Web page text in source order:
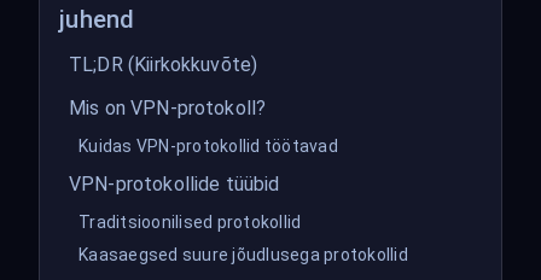
juhend
TL;DR (Kiirkokkuvõte)
Mis on VPN-protokoll?
Kuidas VPN-protokollid töötavad
VPN-protokollide tüübid
Traditsioonilised protokollid
Kaasaegsed suure jõudlusega protokollid